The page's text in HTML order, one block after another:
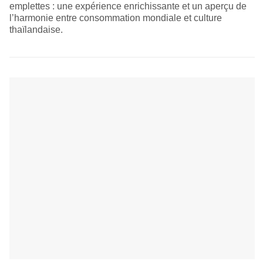
emplettes : une expérience enrichissante et un aperçu de
l’harmonie entre consommation mondiale et culture
thaïlandaise.